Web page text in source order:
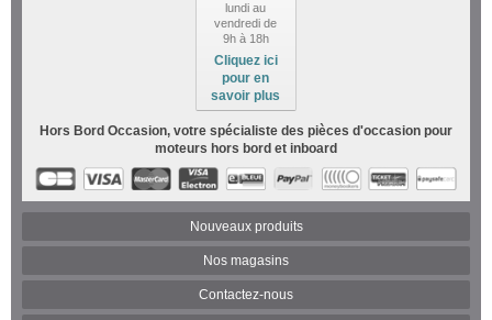
lundi au
vendredi de
9h à 18h
Cliquez ici
pour en
savoir plus
Hors Bord Occasion, votre spécialiste des pièces d'occasion pour
moteurs hors bord et inboard
Nouveaux produits
Nos magasins
Contactez-nous